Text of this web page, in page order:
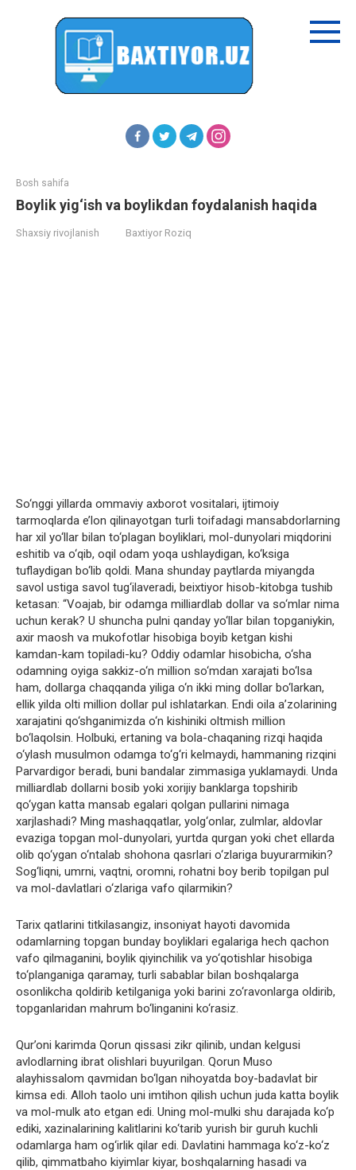
Bosh sahifa
Boylik yig‘ish va boylikdan foydalanish haqida
Shaxsiy rivojlanish Baxtiyor Roziq
So‘nggi yillarda ommaviy axborot vositalari, ijtimoiy
tarmoqlarda e’lon qilinayotgan turli toifadagi mansabdorlarning
har xil yo‘llar bilan to‘plagan boyliklari, mol-dunyolari miqdorini
eshitib va o‘qib, oqil odam yoqa ushlaydigan, ko‘ksiga
tuflaydigan bo‘lib qoldi. Mana shunday paytlarda miyangda
savol ustiga savol tug‘ilaveradi, beixtiyor hisob-kitobga tushib
ketasan: “Voajab, bir odamga milliardlab dollar va so‘mlar nima
uchun kerak? U shuncha pulni qanday yo‘llar bilan topganiykin,
axir maosh va mukofotlar hisobiga boyib ketgan kishi
kamdan-kam topiladi-ku? Oddiy odamlar hisobicha, o‘sha
odamning oyiga sakkiz-o‘n million so‘mdan xarajati bo‘lsa
ham, dollarga chaqqanda yiliga o‘n ikki ming dollar bo‘larkan,
ellik yilda olti million dollar pul ishlatarkan. Endi oila a’zolarining
xarajatini qo‘shganimizda o‘n kishiniki oltmish million
bo‘laqolsin. Holbuki, ertaning va bola-chaqaning rizqi haqida
o‘ylash musulmon odamga to‘g‘ri kelmaydi, hammaning rizqini
Parvardigor beradi, buni bandalar zimmasiga yuklamaydi. Unda
milliardlab dollarni bosib yoki xorijiy banklarga topshirib
qo‘ygan katta mansab egalari qolgan pullarini nimaga
xarjlashadi? Ming mashaqqatlar, yolg‘onlar, zulmlar, aldovlar
evaziga topgan mol-dunyolari, yurtda qurgan yoki chet ellarda
olib qo‘ygan o‘ntalab shohona qasrlari o‘zlariga buyurarmikin?
Sog‘liqni, umrni, vaqtni, oromni, rohatni boy berib topilgan pul
va mol-davlatlari o‘zlariga vafo qilarmikin?
Tarix qatlarini titkilasangiz, insoniyat hayoti davomida
odamlarning topgan bunday boyliklari egalariga hech qachon
vafo qilmaganini, boylik qiyinchilik va yo‘qotishlar hisobiga
to‘planganiga qaramay, turli sabablar bilan boshqalarga
osonlikcha qoldirib ketilganiga yoki barini zo‘ravonlarga oldirib,
topganlaridan mahrum bo‘linganini ko‘rasiz.
Qur’oni karimda Qorun qissasi zikr qilinib, undan kelgusi
avlodlarning ibrat olishlari buyurilgan. Qorun Muso
alayhissalom qavmidan bo‘lgan nihoyatda boy-badavlat bir
kimsa edi. Alloh taolo uni imtihon qilish uchun juda katta boylik
va mol-mulk ato etgan edi. Uning mol-mulki shu darajada ko‘p
ediki, xazinalarining kalitlarini ko‘tarib yurish bir guruh kuchli
odamlarga ham og‘irlik qilar edi. Davlatini hammaga ko‘z-ko‘z
qilib, qimmatbaho kiyimlar kiyar, boshqalarning hasadi va